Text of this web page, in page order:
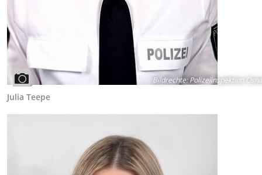
Bildrechte:Polizeiinspektion
Julia Teepe